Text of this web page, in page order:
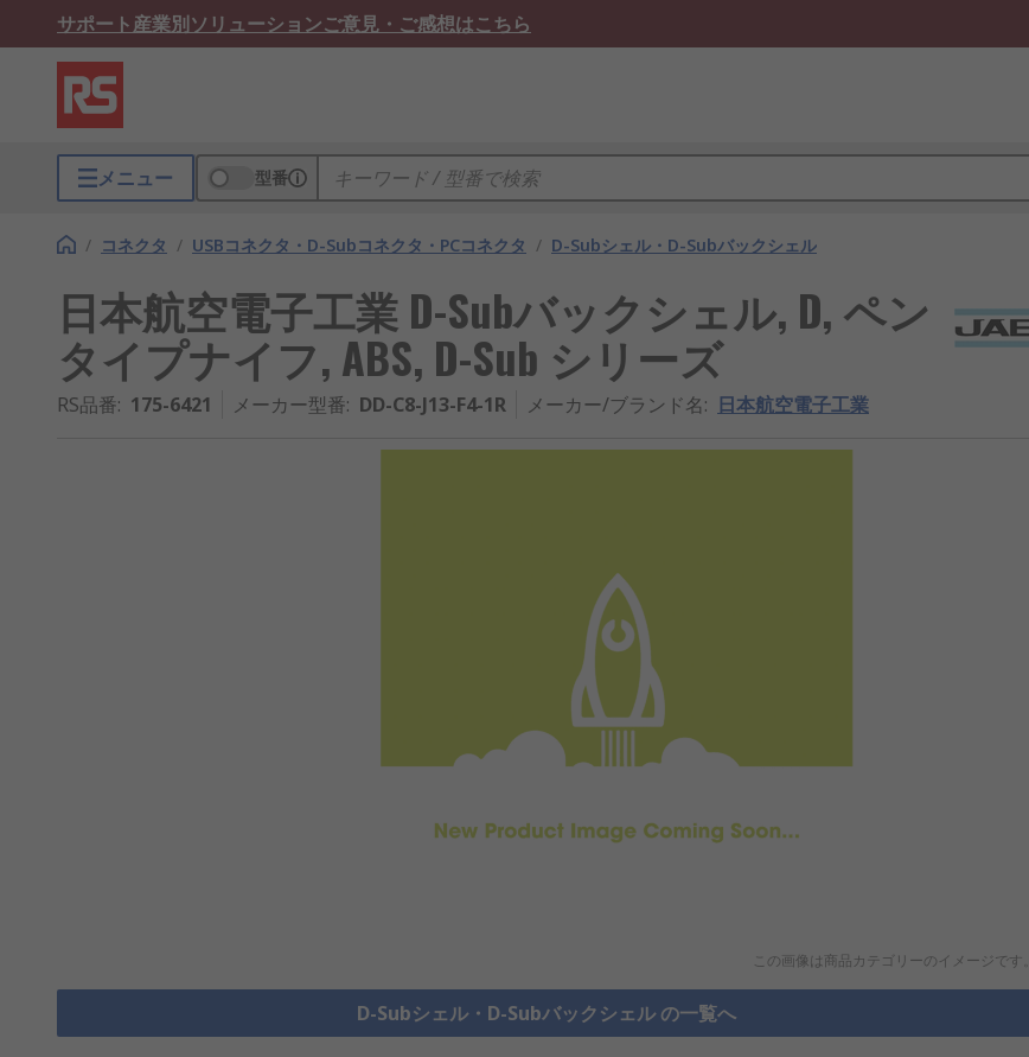
サポート産業別ソリューションご意見・ご感想はこちら
メニュー 型番
/ コネクタ / USBコネクタ・D-Subコネクタ・PCコネクタ / D-Subシェル・D-Subバックシェル
日本航空電子工業 D-Subバックシェル, D, ペン
タイプナイフ, ABS, D-Sub シリーズ
RS品番: 175-6421 メーカー型番: DD-C8-J13-F4-1R メーカー/ブランド名: 日本航空電子工業
この画像は商品カテゴリーのイメージです。
D-Subシェル・D-Subバックシェル の一覧へ